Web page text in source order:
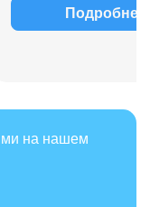
Подробнее
на нашем